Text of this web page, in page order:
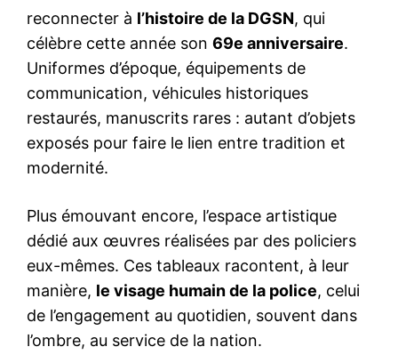
reconnecter à l’histoire de la DGSN, qui
célèbre cette année son 69e anniversaire.
Uniformes d’époque, équipements de
communication, véhicules historiques
restaurés, manuscrits rares : autant d’objets
exposés pour faire le lien entre tradition et
modernité.
Plus émouvant encore, l’espace artistique
dédié aux œuvres réalisées par des policiers
eux-mêmes. Ces tableaux racontent, à leur
manière, le visage humain de la police, celui
de l’engagement au quotidien, souvent dans
l’ombre, au service de la nation.